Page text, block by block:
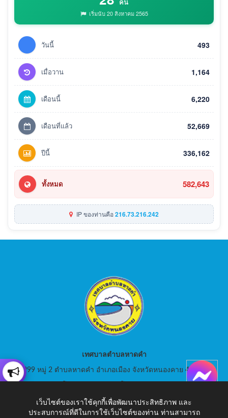
เริ่มนับ 20 สิงหาคม 2565
วันนี้ 493
เมื่อวาน 1,164
เดือนนี้ 6,220
เดือนที่แล้ว 52,669
ปีนี้ 336,162
ทั้งหมด 582,643
IP ของท่านคือ216.73.216.242
เทศบาลตำบลหาดคำ
999 หมู่ 2 ตำบลหาดคำ อำเภอเมือง จังหวัดหนองคาย 43000
E-Mail: saraban_05430105@dla.go.th
เว็บไซต์ของเราใช้คุกกี้เพื่อพัฒนาประสิทธิภาพ และ
ประสบการณ์ที่ดีในการใช้เว็บไซต์ของท่าน ท่านสามารถ